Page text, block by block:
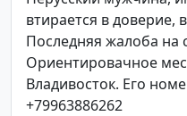
втирается в доверие,
Последняя жалоба на
Ориентировачное
Владивосток. Его
+79963886262